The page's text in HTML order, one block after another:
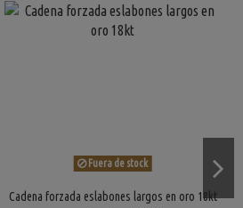
Fuera de stock
Cadena forzada eslabones largos en oro 18kt